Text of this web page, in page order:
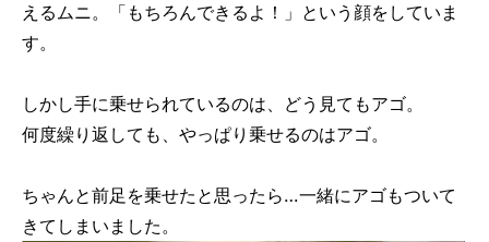
えるムニ。「もちろんできるよ！」という顔をしていま
す。
しかし手に乗せられているのは、どう見てもアゴ。
何度繰り返しても、やっぱり乗せるのはアゴ。
ちゃんと前足を乗せたと思ったら…一緒にアゴもついて
きてしまいました。